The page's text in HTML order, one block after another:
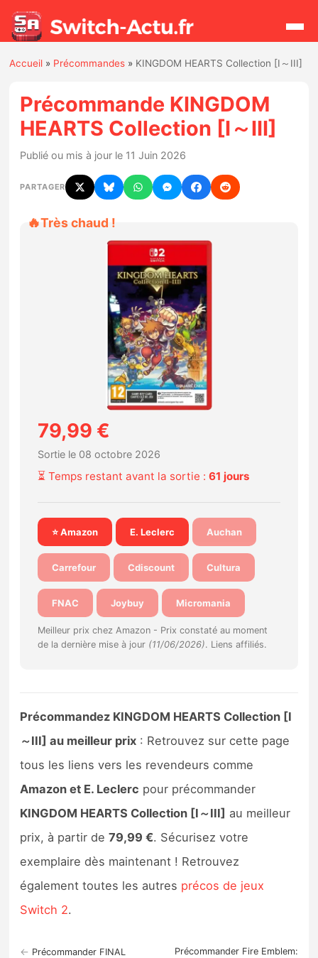
Actualités
Hardware
Mises à jour
Chiffres de ventes
Nintendo Direct
Tests et previews
Tests de jeux
Tests d’accessoires
Previews
Précommandes
Précommandes jeux Switch 2
Sorties de jeux
Guides
Accueil » Précommandes » KINGDOM HEARTS Collection [I～III]
Précommande KINGDOM
HEARTS Collection [I～III]
Publié ou mis à jour le 11 Juin 2026
PARTAGER
🔥Très chaud !
79,99 €
Sortie le 08 octobre 2026
⏳ Temps restant avant la sortie :61 jours
⭐ Amazon E. Leclerc Auchan
Carrefour Cdiscount Cultura
FNAC Joybuy Micromania
Meilleur prix chez Amazon - Prix constaté au moment
de la dernière mise à jour (11/06/2026). Liens affiliés.
Précommandez KINGDOM HEARTS Collection [I
～III] au meilleur prix : Retrouvez sur cette page
tous les liens vers les revendeurs comme
Amazon et E. Leclerc pour précommander
KINGDOM HEARTS Collection [I～III] au meilleur
prix, à partir de79,99 €. Sécurisez votre
exemplaire dès maintenant ! Retrouvez
également toutes les autres précos de jeux
Switch 2.
← Précommander FINAL
Précommander Fire Emblem: